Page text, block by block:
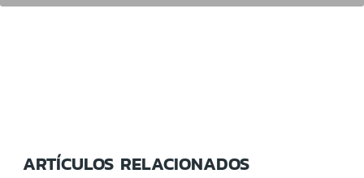
ARTÍCULOS RELACIONADOS